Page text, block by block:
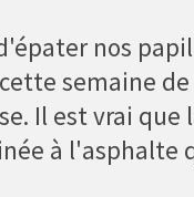
nos
semaine
Il est vrai
à l'asphalte